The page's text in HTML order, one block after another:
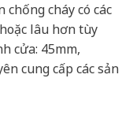
cháy có các
lâu hơn tùy
cửa: 45mm,
cung cấp các sản